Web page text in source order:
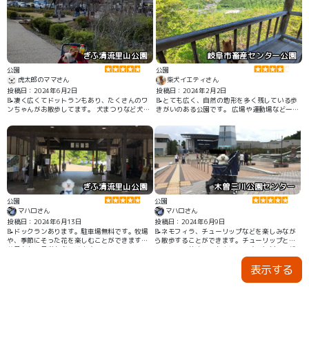
ぎふ清流里山公園
公園
虎太郎のママさん
投稿日：2024年6月2日
📝凄く広くてドットランもあり、たくさんのワ
ンちゃんがお散歩してます。 犬まつりなど犬の
岐阜市畜産センター公園
公園
柴犬イエティさん
投稿日：2024年2月2日
📝とても広く、自然の地形を多く残している歩
きがいのある公園です。 広場や運動場など一部
頃のお散歩や運動不足解消にはピッタリの公園
だと思います。
ぎふ清流里山公園
公園
マハロさん
投稿日：2024年6月13日
📝ドックランあります。駐車場無料です。牧場
や、季節にそった花を楽しむことができます。
遊具もあり子供も楽しめます
木曽三川公園センター
公園
マハロさん
投稿日：2024年6月9日
📝ネモフィラ、チューリップなどを楽しみなが
ら散歩することができます。チューリップとネ
モフィラの共演とてもキレイです。無料の展望
表示する